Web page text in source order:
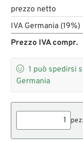
prezzo netto
IVA Germania (19%)
Prezzo IVA compr.
 1 può spedirsi
Germania